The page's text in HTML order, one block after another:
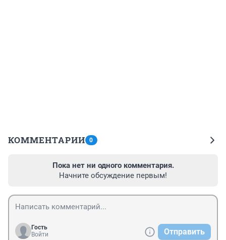
КОММЕНТАРИИ 0
Пока нет ни одного комментария.
Начните обсуждение первым!
Гость
Войти
Отправить